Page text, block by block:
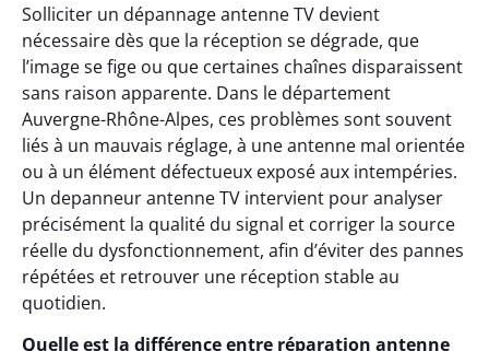
Solliciter un dépannage antenne TV devient
nécessaire dès que la réception se dégrade, que
l’image se fige ou que certaines chaînes disparaissent
sans raison apparente. Dans le département
Auvergne-Rhône-Alpes, ces problèmes sont souvent
liés à un mauvais réglage, à une antenne mal orientée
ou à un élément défectueux exposé aux intempéries.
Un depanneur antenne TV intervient pour analyser
précisément la qualité du signal et corriger la source
réelle du dysfonctionnement, afin d’éviter des pannes
répétées et retrouver une réception stable au
quotidien.
Quelle est la différence entre réparation antenne